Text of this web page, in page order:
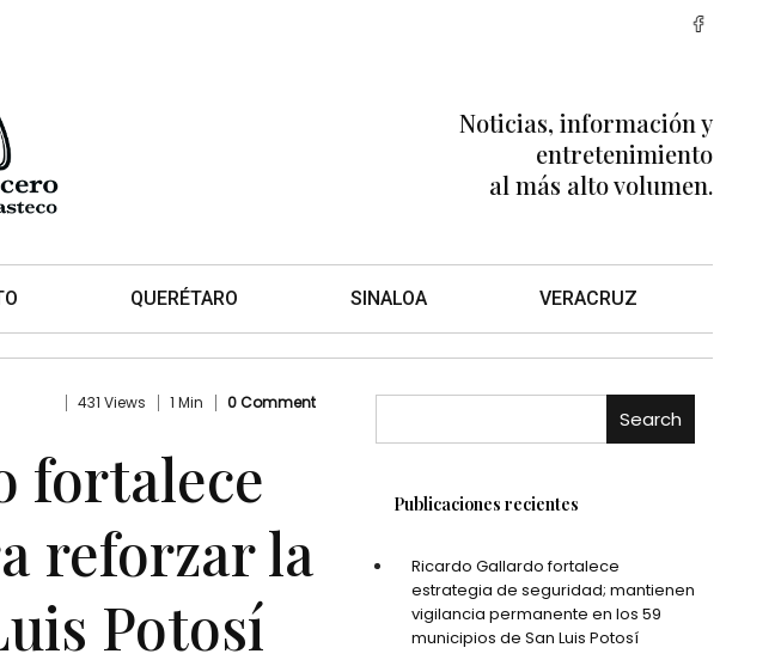
Noticias, información y
entretenimiento
al más alto volumen.
QUERÉTARO SINALOA VERACRUZ
431 Views 1 Min 0 Comment
fortalece
reforzar la
Potosí
Search
Publicaciones recientes
Ricardo Gallardo fortalece
estrategia de seguridad; mantienen
vigilancia permanente en los 59
municipios de San Luis Potosí